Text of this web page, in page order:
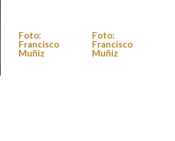
Foto:
Francisco
Muñiz
Foto:
Francisco
Muñiz